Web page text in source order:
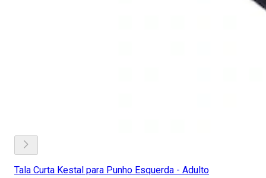
Tala Curta Kestal para Punho Esquerda - Adulto